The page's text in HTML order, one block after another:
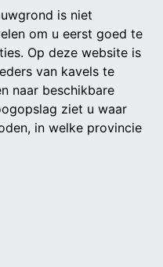
is niet
om u eerst goed te
Op deze website is
van kavels te
naar beschikbare
ziet u waar
in welke provincie